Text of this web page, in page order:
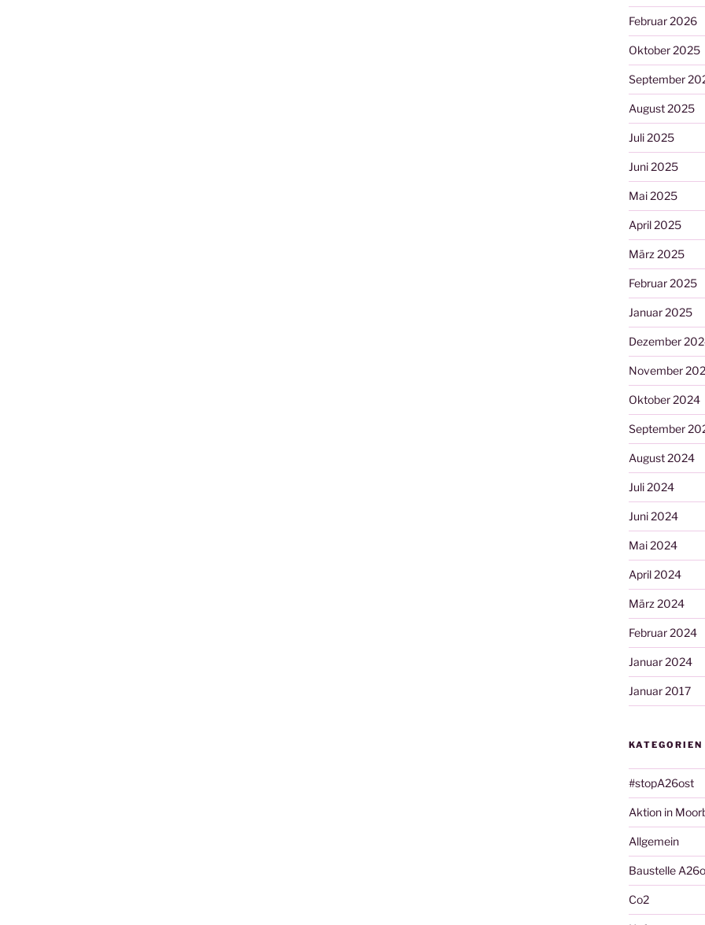
Februar 2026
Oktober 2025
September
August 2025
Juli 2025
Juni 2025
Mai 2025
April 2025
März 2025
Februar 2025
Januar 2025
Dezember
November
Oktober 2024
September
August 2024
Juli 2024
Juni 2024
Mai 2024
April 2024
März 2024
Februar 2024
Januar 2024
Januar 2017
KATEGORIEN
#stopA26ost
Aktion in
Allgemein
Baustelle
Co2